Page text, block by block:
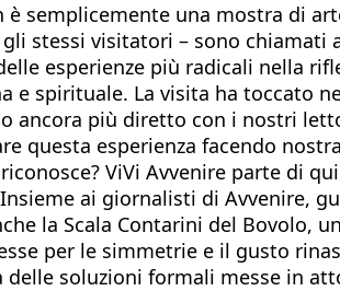
è semplicemente una mostra di
stessi visitatori – sono
esperienze più radicali nella
e spirituale. La visita ha toccato
ancora più diretto con i nostri
questa esperienza facendo
ViVi Avvenire parte di
ai giornalisti di Avvenire,
la Scala Contarini del Bovolo,
per le simmetrie e il gusto
delle soluzioni formali messe in